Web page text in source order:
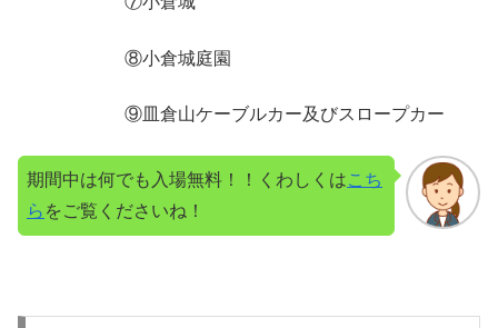
⑧小倉城庭園
⑨皿倉山ケーブルカー及びスロープカー
期間中は何でも入場無料！！くわしくはこち
ら をご覧くださいね！